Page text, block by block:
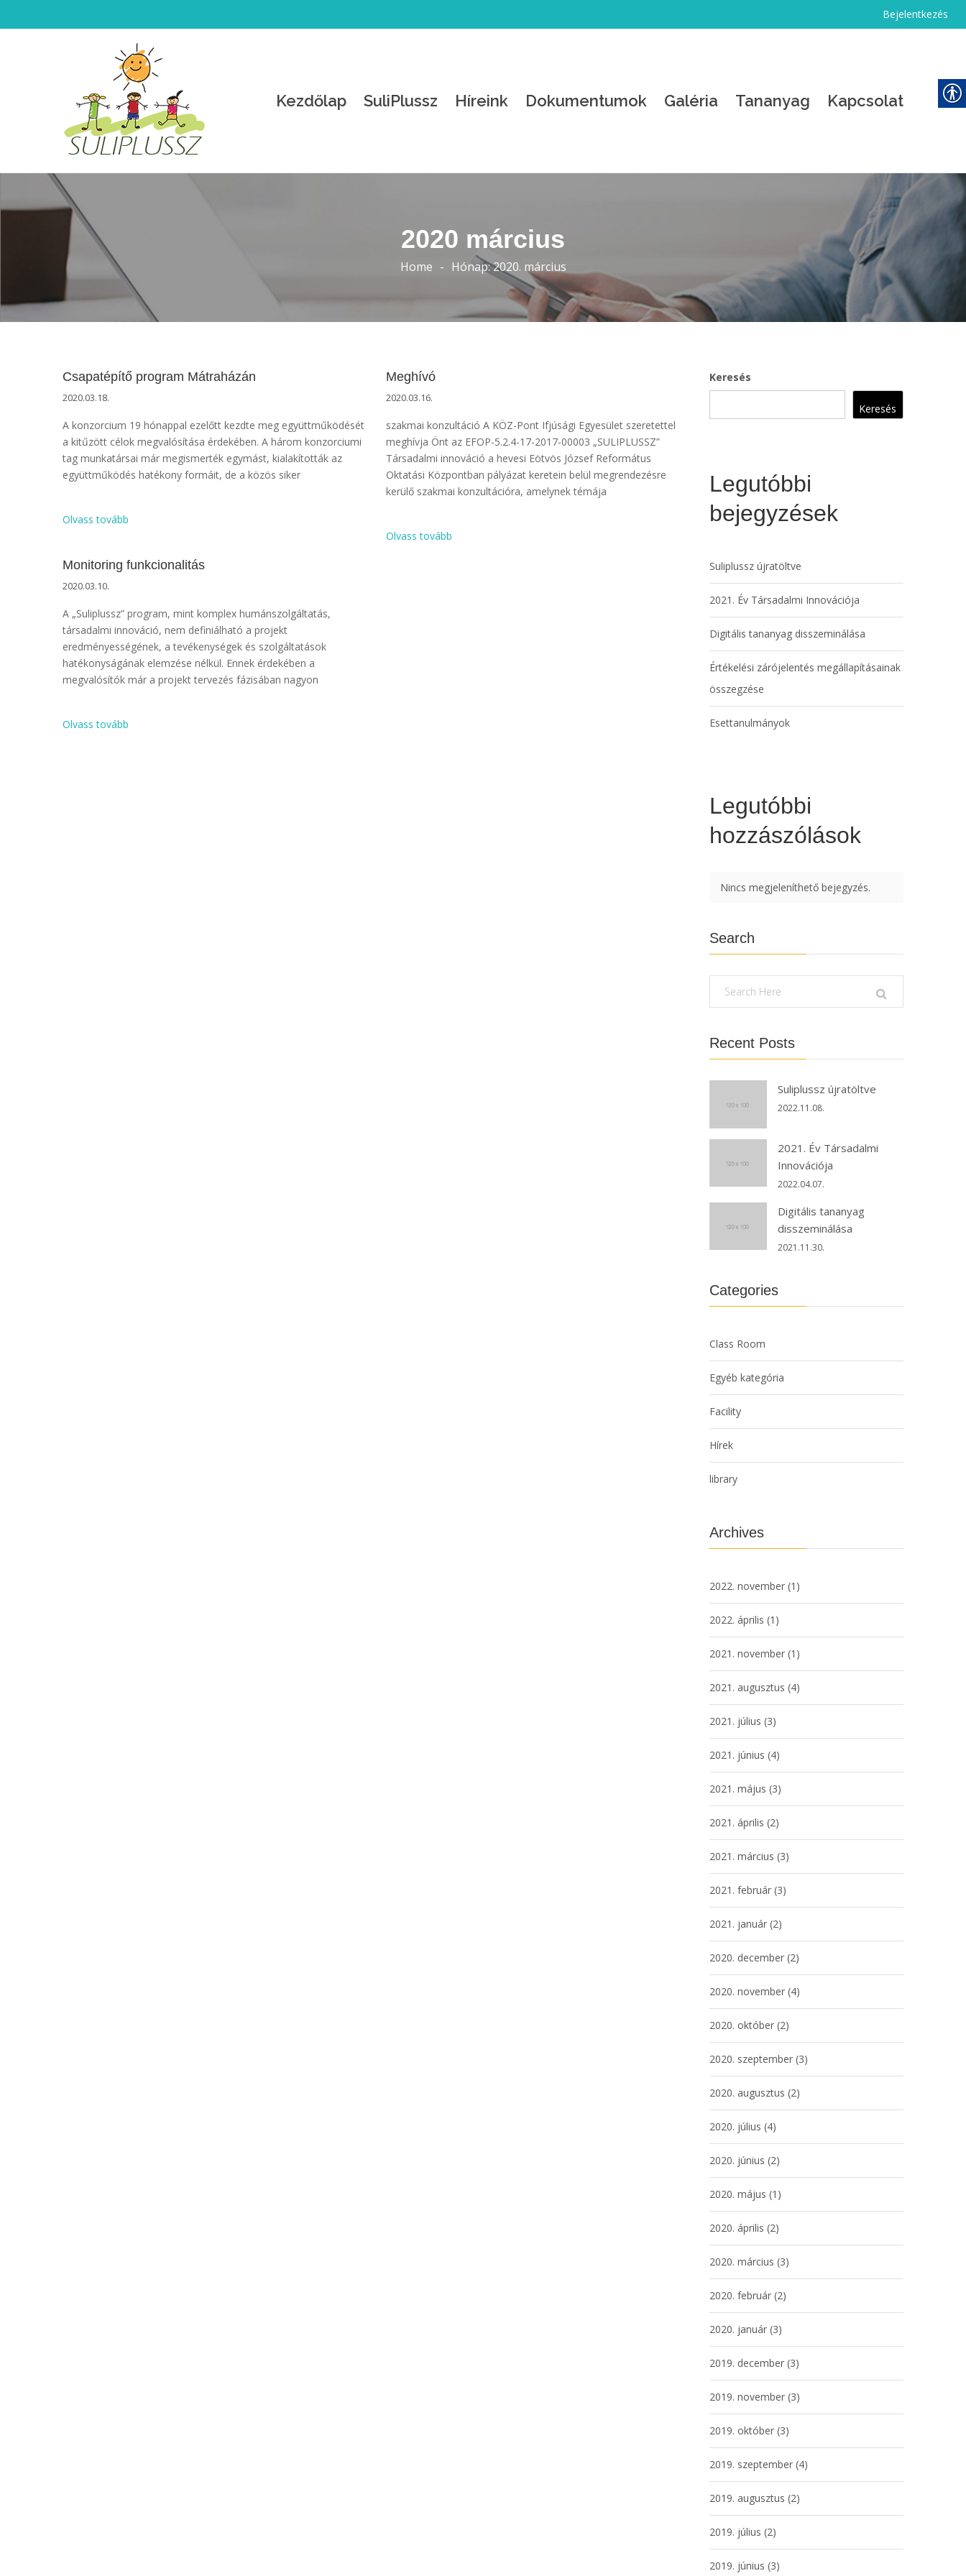
Bejelentkezés
Kezdőlap SuliPlussz Híreink Dokumentumok Galéria Tananyag Kapcsolat
2020 március
Home - Hónap:2020. március
Csapatépítő program Mátraházán
2020.03.18.
A konzorcium 19 hónappal ezelőtt kezdte meg együttműködését
a kitűzött célok megvalósítása érdekében. A három konzorciumi
tag munkatársai már megismerték egymást, kialakították az
együttműködés hatékony formáit, de a közös siker
Olvass tovább
Meghívó
2020.03.16.
szakmai konzultáció A KÖZ-Pont Ifjúsági Egyesület szeretettel
meghívja Önt az EFOP-5.2.4-17-2017-00003 „SULIPLUSSZ”
Társadalmi innováció a hevesi Eötvös József Református
Oktatási Központban pályázat keretein belül megrendezésre
kerülő szakmai konzultációra, amelynek témája
Olvass tovább
Monitoring funkcionalitás
2020.03.10.
A „Suliplussz” program, mint komplex humánszolgáltatás,
társadalmi innováció, nem definiálható a projekt
eredményességének, a tevékenységek és szolgáltatások
hatékonyságának elemzése nélkül. Ennek érdekében a
megvalósítók már a projekt tervezés fázisában nagyon
Olvass tovább
Keresés
Keresés
Legutóbbi
bejegyzések
Suliplussz újratöltve
2021. Év Társadalmi Innovációja
Digitális tananyag disszeminálása
Értékelési zárójelentés megállapításainak
összegzése
Esettanulmányok
Legutóbbi
hozzászólások
Nincs megjeleníthető bejegyzés.
Search
Recent Posts
Suliplussz újratöltve
2022.11.08.
2021. Év Társadalmi
Innovációja
2022.04.07.
Digitális tananyag
disszeminálása
2021.11.30.
Categories
Class Room
Egyéb kategória
Facility
Hírek
library
Archives
2022. november (1)
2022. április (1)
2021. november (1)
2021. augusztus (4)
2021. július (3)
2021. június (4)
2021. május (3)
2021. április (2)
2021. március (3)
2021. február (3)
2021. január (2)
2020. december (2)
2020. november (4)
2020. október (2)
2020. szeptember (3)
2020. augusztus (2)
2020. július (4)
2020. június (2)
2020. május (1)
2020. április (2)
2020. március (3)
2020. február (2)
2020. január (3)
2019. december (3)
2019. november (3)
2019. október (3)
2019. szeptember (4)
2019. augusztus (2)
2019. július (2)
2019. június (3)